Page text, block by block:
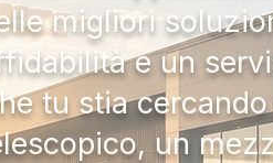
migliori
e un
tu stia
un